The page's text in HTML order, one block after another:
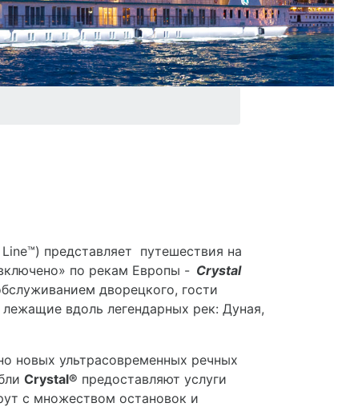
представляет путешествия на
по рекам Европы - Crystal
дворецкого, гости
вдоль легендарных рек: Дуная,
новых ультрасовременных речных
Crystal® предоставляют услуги
с множеством остановок и